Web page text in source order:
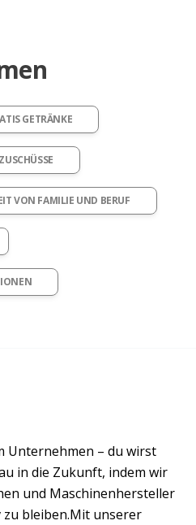
GETRÄNKE
VON FAMILIE UND BERUF
Unternehmen – du wirst
in die Zukunft, indem wir
und Maschinenhersteller
bleiben.Mit unserer